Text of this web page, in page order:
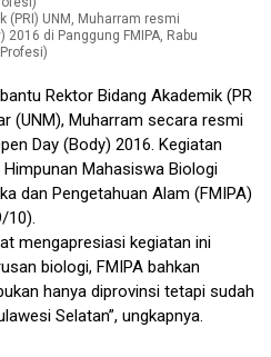
(PRI) UNM, Muharram resmi
di Panggung FMIPA, Rabu
Rektor Bidang Akademik (PR
(UNM), Muharram secara resmi
Day (Body) 2016. Kegiatan
Mahasiswa Biologi
dan Pengetahuan Alam (FMIPA)
10).
mengapresiasi kegiatan ini
biologi, FMIPA bahkan
hanya diprovinsi tetapi sudah
Selatan”, ungkapnya.